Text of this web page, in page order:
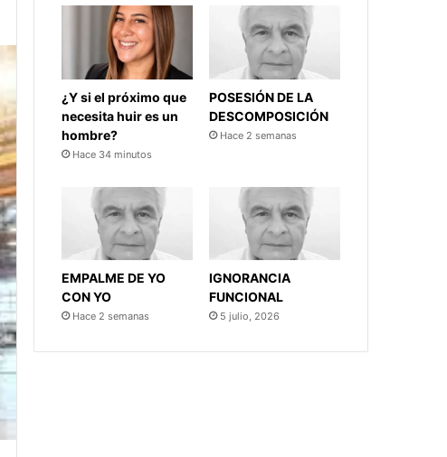
¿Y si el próximo que
necesita huir es un
hombre?
Hace 34 minutos
POSESIÓN DE LA
DESCOMPOSICIÓN
Hace 2 semanas
EMPALME DE YO
CON YO
Hace 2 semanas
IGNORANCIA
FUNCIONAL
5 julio, 2026